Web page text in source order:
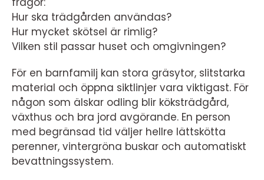
Hur ska trädgården användas?
Hur mycket skötsel är rimlig?
Vilken stil passar huset och omgivningen?
För en barnfamilj kan stora gräsytor, slitstarka
material och öppna siktlinjer vara viktigast. För
någon som älskar odling blir köksträdgård,
växthus och bra jord avgörande. En person
med begränsad tid väljer hellre lättskötta
perenner, vintergröna buskar och automatiskt
bevattningssystem.